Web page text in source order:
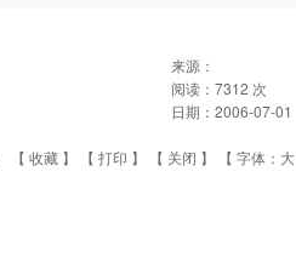
来源：
阅读： 7312 次
日期： 2006-07-01
【 收藏 】 【 打印 】 【 关闭 】 【 字体： 大